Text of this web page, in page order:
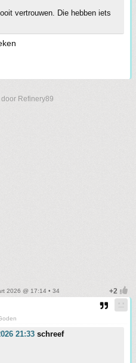
vertrouwen. Die hebben iets
Refinery89
2026 @ 17:14 • 34
21:33 schreef